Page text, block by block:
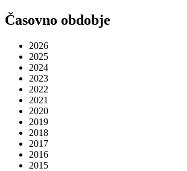
Časovno obdobje
2026
2025
2024
2023
2022
2021
2020
2019
2018
2017
2016
2015